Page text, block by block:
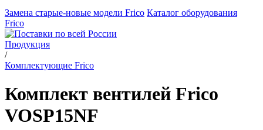
Замена старые-новые модели Frico Каталог оборудования
Frico
Продукция
/
Комплектующие Frico
Комплект вентилей Frico
VOSP15NF